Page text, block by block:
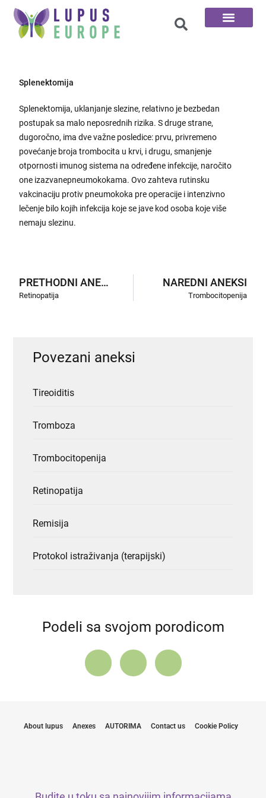
Splenektomija
Splenektomija, uklanjanje slezine, relativno je bezbedan
postupak sa malo neposrednih rizika. S druge strane,
dugoročno, ima dve važne posledice: prvu, privremeno
povećanje broja trombocita u krvi, i drugu, smanjenje
otpornosti imunog sistema na određene infekcije, naročito
one izazvanepneumokokama. Ovo zahteva rutinsku
vakcinaciju protiv pneumokoka pre operacije i intenzivno
lečenje bilo kojih infekcija koje se jave kod osoba koje više
nemaju slezinu.
PRETHODNI ANEKSI
Retinopatija
NAREDNI ANEKSI
Trombocitopenija
Povezani aneksi
Tireoiditis
Tromboza
Trombocitopenija
Retinopatija
Remisija
Protokol istraživanja (terapijski)
Podeli sa svojom porodicom
About lupus Anexes AUTORIMA Contact us Cookie Policy